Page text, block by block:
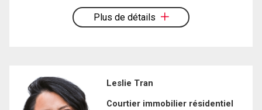
Plus de détails
Leslie Tran
Courtier immobilier résidentiel